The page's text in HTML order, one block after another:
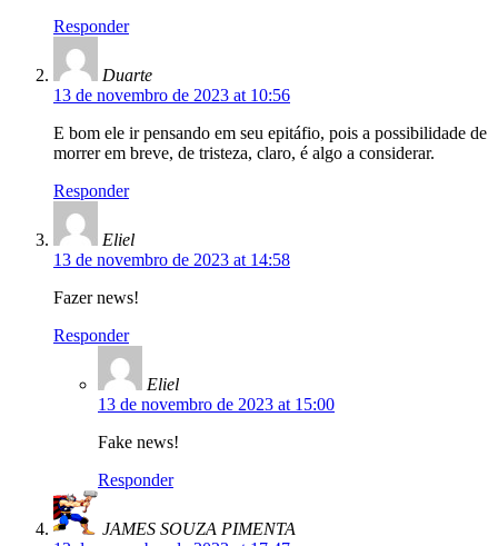
Responder
Duarte
13 de novembro de 2023 at 10:56
E bom ele ir pensando em seu epitáfio, pois a possibilidade de
morrer em breve, de tristeza, claro, é algo a considerar.
Responder
Eliel
13 de novembro de 2023 at 14:58
Fazer news!
Responder
Eliel
13 de novembro de 2023 at 15:00
Fake news!
Responder
JAMES SOUZA PIMENTA